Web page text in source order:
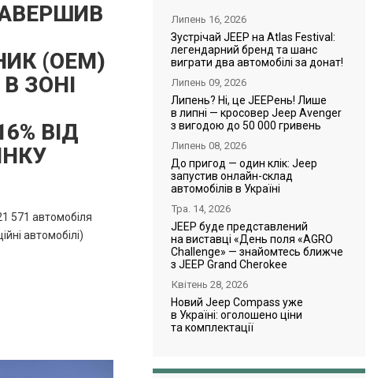
(ОЕМ)
ЗОНІ
ВІД
571 автомобіля
автомобілі)
Липень 16, 2026
Зустрічай JEEP на Atlas Festival:
легендарний бренд та шанс
виграти два автомобілі за донат!
Липень 09, 2026
Липень? Ні, це JEEPень! Лише
в липні — кросовер Jeep Avenger
з вигодою до 50 000 гривень
Липень 08, 2026
До пригод — один клік: Jeep
запустив онлайн-склад
автомобілів в Україні
Тра. 14, 2026
JEEP буде представлений
на виставці «День поля «AGRO
Challenge» — знайомтесь ближче
з JEEP Grand Cherokee
Квітень 28, 2026
Новий Jeep Compass уже
в Україні: оголошено ціни
та комплектації